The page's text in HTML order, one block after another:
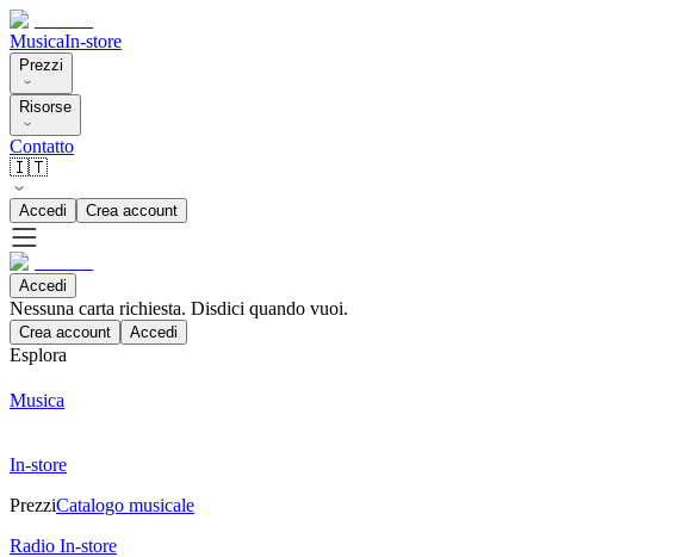
MusicaIn-store
Prezzi
Risorse
Contatto
🇮🇹
Accedi Crea account
Accedi
Nessuna carta richiesta. Disdici quando vuoi.
Crea account Accedi
Esplora
Musica
In-store
PrezziCatalogo musicale
Radio In-store